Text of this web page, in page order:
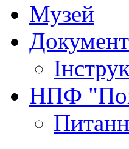
Музей
НПФ